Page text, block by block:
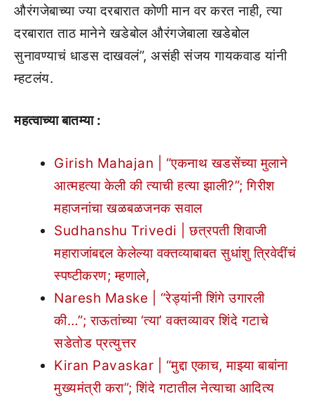
औरंगजेबाच्या ज्या दरबारात कोणी मान वर करत नाही, त्या
दरबारात ताठ मानेने खडेबोल औरंगजेबाला खडेबोल
सुनावण्याचं धाडस दाखवलं”, असंही संजय गायकवाड यांनी
म्हटलंय.
महत्वाच्या बातम्या :
Girish Mahajan | “एकनाथ खडसेंच्या मुलाने
आत्महत्या केली की त्याची हत्या झाली?”; गिरीश
महाजनांचा खळबळजनक सवाल
Sudhanshu Trivedi | छत्रपती शिवाजी
महाराजांबद्दल केलेल्या वक्तव्याबाबत सुधांशु त्रिवेदींचं
स्पष्टीकरण; म्हणाले,
Naresh Maske | “रेड्यांनी शिंगे उगारली
की…”; राऊतांच्या ‘त्या’ वक्तव्यावर शिंदे गटाचे
सडेतोड प्रत्युत्तर
Kiran Pavaskar | “मुद्दा एकाच, माझ्या बाबांना
मुख्यमंत्री करा”; शिंदे गटातील नेत्याचा आदित्य